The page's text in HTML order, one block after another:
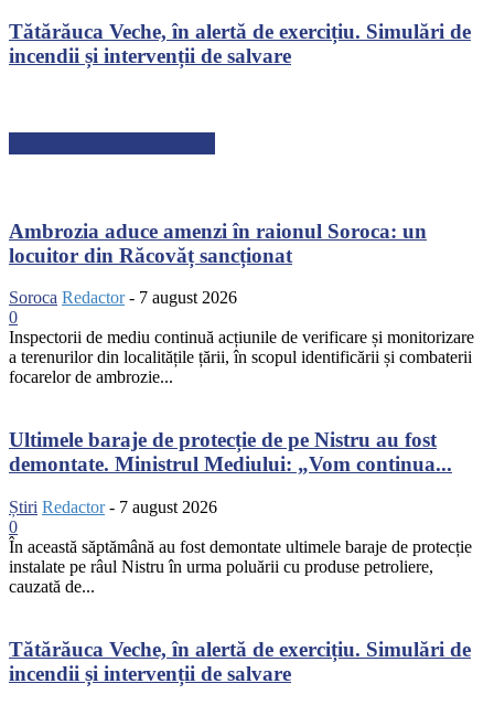
Tătărăuca Veche, în alertă de exercițiu. Simulări de
incendii și intervenții de salvare
Ambrozia aduce amenzi în raionul Soroca: un
locuitor din Răcovăț sancționat
Soroca Redactor - 7 august 2026
0
Inspectorii de mediu continuă acțiunile de verificare și monitorizare
a terenurilor din localitățile țării, în scopul identificării și combaterii
focarelor de ambrozie...
Ultimele baraje de protecție de pe Nistru au fost
demontate. Ministrul Mediului: „Vom continua...
Știri Redactor - 7 august 2026
0
În această săptămână au fost demontate ultimele baraje de protecție
instalate pe râul Nistru în urma poluării cu produse petroliere,
cauzată de...
Tătărăuca Veche, în alertă de exercițiu. Simulări de
incendii și intervenții de salvare